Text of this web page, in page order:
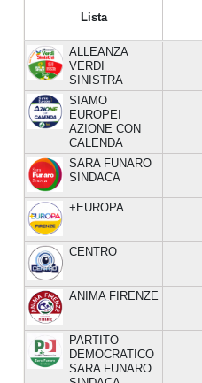
Lista
ALLEANZA
VERDI
SINISTRA
SIAMO
EUROPEI
AZIONE CON
CALENDA
SARA FUNARO
SINDACA
+EUROPA
CENTRO
ANIMA FIRENZE
PARTITO
DEMOCRATICO
SARA FUNARO